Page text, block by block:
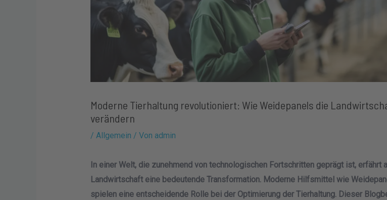
Moderne Tierhaltung revolutioniert: Wie Weidepanels die
verändern
/ Allgemein / Von admin
In einer Welt, die zunehmend von technologischen Fortschritten geprägt ist, erfährt
Landwirtschaft eine bedeutende Transformation. Moderne Hilfsmittel wie
spielen eine entscheidende Rolle bei der Optimierung der Tierhaltung. Dieser